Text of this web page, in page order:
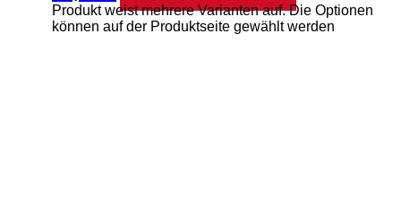
Produkt weist mehrere Varianten auf. Die Optionen
können auf der Produktseite gewählt werden